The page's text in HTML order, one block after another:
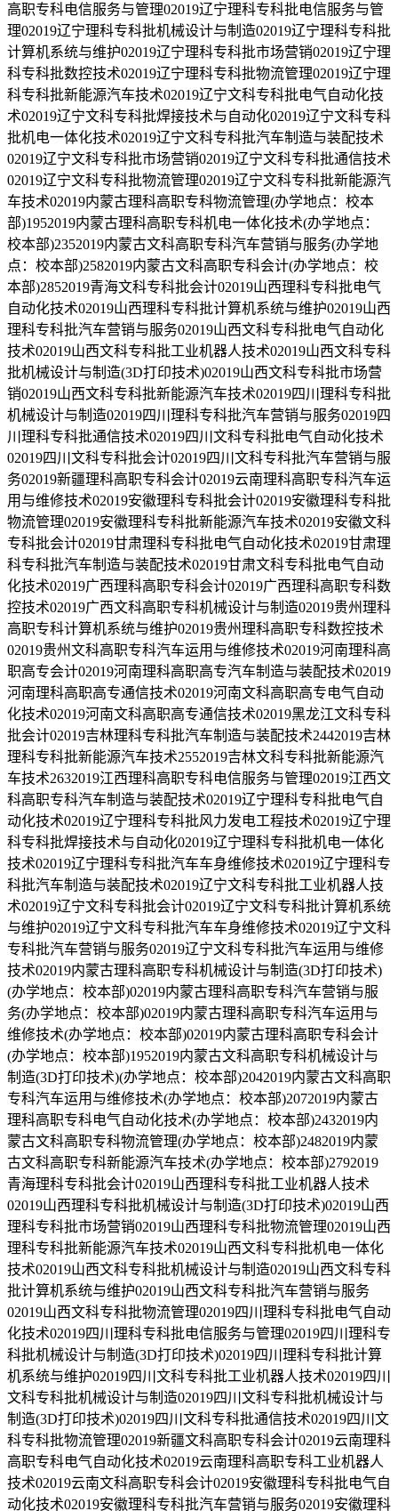
高职专科电信服务与管理02019辽宁理科专科批电信服务与管
理02019辽宁理科专科批机械设计与制造02019辽宁理科专科批
计算机系统与维护02019辽宁理科专科批市场营销02019辽宁理
科专科批数控技术02019辽宁理科专科批物流管理02019辽宁理
科专科批新能源汽车技术02019辽宁文科专科批电气自动化技
术02019辽宁文科专科批焊接技术与自动化02019辽宁文科专科
批机电一体化技术02019辽宁文科专科批汽车制造与装配技术
02019辽宁文科专科批市场营销02019辽宁文科专科批通信技术
02019辽宁文科专科批物流管理02019辽宁文科专科批新能源汽
车技术02019内蒙古理科高职专科物流管理(办学地点：校本
部)1952019内蒙古理科高职专科机电一体化技术(办学地点：
校本部)2352019内蒙古文科高职专科汽车营销与服务(办学地
点：校本部)2582019内蒙古文科高职专科会计(办学地点：校
本部)2852019青海文科专科批会计02019山西理科专科批电气
自动化技术02019山西理科专科批计算机系统与维护02019山西
理科专科批汽车营销与服务02019山西文科专科批电气自动化
技术02019山西文科专科批工业机器人技术02019山西文科专科
批机械设计与制造(3D打印技术)02019山西文科专科批市场营
销02019山西文科专科批新能源汽车技术02019四川理科专科批
机械设计与制造02019四川理科专科批汽车营销与服务02019四
川理科专科批通信技术02019四川文科专科批电气自动化技术
02019四川文科专科批会计02019四川文科专科批汽车营销与服
务02019新疆理科高职专科会计02019云南理科高职专科汽车运
用与维修技术02019安徽理科专科批会计02019安徽理科专科批
物流管理02019安徽理科专科批新能源汽车技术02019安徽文科
专科批会计02019甘肃理科专科批电气自动化技术02019甘肃理
科专科批汽车制造与装配技术02019甘肃文科专科批电气自动
化技术02019广西理科高职专科会计02019广西理科高职专科数
控技术02019广西文科高职专科机械设计与制造02019贵州理科
高职专科计算机系统与维护02019贵州理科高职专科数控技术
02019贵州文科高职专科汽车运用与维修技术02019河南理科高
职高专会计02019河南理科高职高专汽车制造与装配技术02019
河南理科高职高专通信技术02019河南文科高职高专电气自动
化技术02019河南文科高职高专通信技术02019黑龙江文科专科
批会计02019吉林理科专科批汽车制造与装配技术2442019吉林
理科专科批新能源汽车技术2552019吉林文科专科批新能源汽
车技术2632019江西理科高职专科电信服务与管理02019江西文
科高职专科汽车制造与装配技术02019辽宁理科专科批电气自
动化技术02019辽宁理科专科批风力发电工程技术02019辽宁理
科专科批焊接技术与自动化02019辽宁理科专科批机电一体化
技术02019辽宁理科专科批汽车车身维修技术02019辽宁理科专
科批汽车制造与装配技术02019辽宁文科专科批工业机器人技
术02019辽宁文科专科批会计02019辽宁文科专科批计算机系统
与维护02019辽宁文科专科批汽车车身维修技术02019辽宁文科
专科批汽车营销与服务02019辽宁文科专科批汽车运用与维修
技术02019内蒙古理科高职专科机械设计与制造(3D打印技术)
(办学地点：校本部)02019内蒙古理科高职专科汽车营销与服
务(办学地点：校本部)02019内蒙古理科高职专科汽车运用与
维修技术(办学地点：校本部)02019内蒙古理科高职专科会计
(办学地点：校本部)1952019内蒙古文科高职专科机械设计与
制造(3D打印技术)(办学地点：校本部)2042019内蒙古文科高职
专科汽车运用与维修技术(办学地点：校本部)2072019内蒙古
理科高职专科电气自动化技术(办学地点：校本部)2432019内
蒙古文科高职专科物流管理(办学地点：校本部)2482019内蒙
古文科高职专科新能源汽车技术(办学地点：校本部)2792019
青海理科专科批会计02019山西理科专科批工业机器人技术
02019山西理科专科批机械设计与制造(3D打印技术)02019山西
理科专科批市场营销02019山西理科专科批物流管理02019山西
理科专科批新能源汽车技术02019山西文科专科批机电一体化
技术02019山西文科专科批机械设计与制造02019山西文科专科
批计算机系统与维护02019山西文科专科批汽车营销与服务
02019山西文科专科批物流管理02019四川理科专科批电气自动
化技术02019四川理科专科批电信服务与管理02019四川理科专
科批机械设计与制造(3D打印技术)02019四川理科专科批计算
机系统与维护02019四川文科专科批工业机器人技术02019四川
文科专科批机械设计与制造02019四川文科专科批机械设计与
制造(3D打印技术)02019四川文科专科批通信技术02019四川文
科专科批物流管理02019新疆文科高职专科会计02019云南理科
高职专科电气自动化技术02019云南理科高职专科工业机器人
技术02019云南文科高职专科会计02019安徽理科专科批电气自
动化技术02019安徽理科专科批汽车营销与服务02019安徽理科